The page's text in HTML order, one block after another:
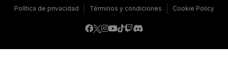
Política de privacidad Términos y condiciones Cookie Policy